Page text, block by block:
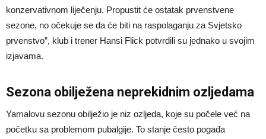
konzervativnom liječenju. Propustit će ostatak prvenstvene
sezone, no očekuje se da će biti na raspolaganju za Svjetsko
prvenstvo”, klub i trener Hansi Flick potvrdili su jednako u svojim
izjavama.
Sezona obilježena neprekidnim ozljedama
Yamalovu sezonu obilježio je niz ozljeda, koje su počele već na
početku sa problemom pubalgije. To stanje često pogađa